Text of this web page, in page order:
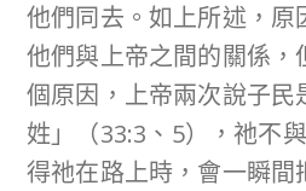
他們同去。如上所述，原
他們與上帝之間的關係
個原因，上帝兩次說子民
姓」（33:3、5），祂不
得祂在路上時，會一瞬間